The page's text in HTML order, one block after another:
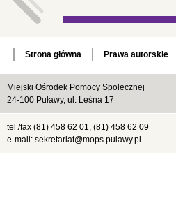
Strona główna Prawa autorskie
Miejski Ośrodek Pomocy Społecznej
24-100 Puławy, ul. Leśna 17
tel./fax (81) 458 62 01, (81) 458 62 09
e-mail: sekretariat@mops.pulawy.pl